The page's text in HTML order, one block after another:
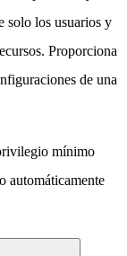
solo los usuarios y
Proporciona
de una
mínimo
automáticamente